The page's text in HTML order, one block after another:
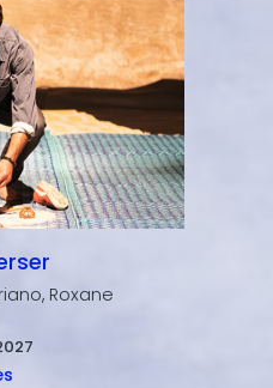
Roxane